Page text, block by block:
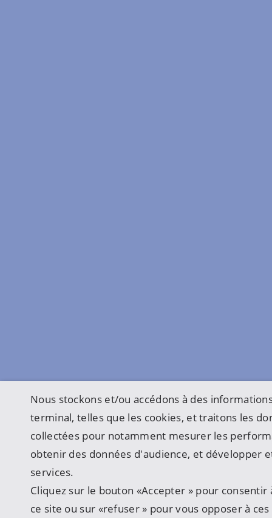
Nous stockons et/ou accédons à des
terminal, telles que les cookies, et traitons les
collectées pour notamment mesurer les
obtenir des données d'audience, et développer
services.
Cliquez sur le bouton «Accepter » pour consentir
ce site ou sur «refuser » pour vous opposer à